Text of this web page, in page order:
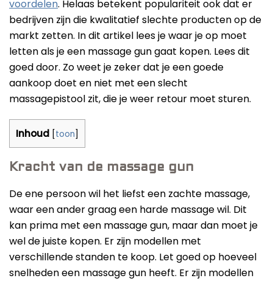
Tunturi
voordelen. Helaas betekent populariteit ook dat er
bedrijven zijn die kwalitatief slechte producten op de
markt zetten. In dit artikel lees je waar je op moet
letten als je een massage gun gaat kopen. Lees dit
goed door. Zo weet je zeker dat je een goede
aankoop doet en niet met een slecht
massagepistool zit, die je weer retour moet sturen.
Inhoud [toon]
Kracht van de massage gun
De ene persoon wil het liefst een zachte massage,
waar een ander graag een harde massage wil. Dit
kan prima met een massage gun, maar dan moet je
wel de juiste kopen. Er zijn modellen met
verschillende standen te koop. Let goed op hoeveel
snelheden een massage gun heeft. Er zijn modellen